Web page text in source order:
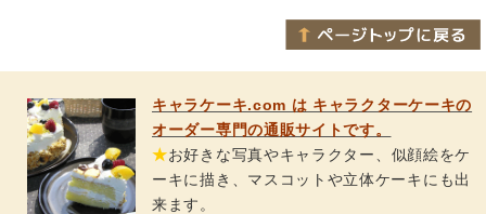
キャラケーキ.com は キャラクターケーキの
オーダー専門の通販サイトです。
★お好きな写真やキャラクター、似顔絵をケ
ーキに描き、マスコットや立体ケーキにも出
来ます。